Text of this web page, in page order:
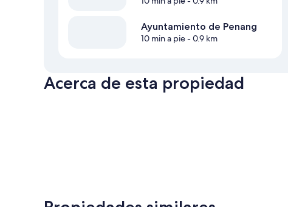
Ayuntamiento de Penang
10 min a pie- 0.9 km
Acerca de esta propiedad